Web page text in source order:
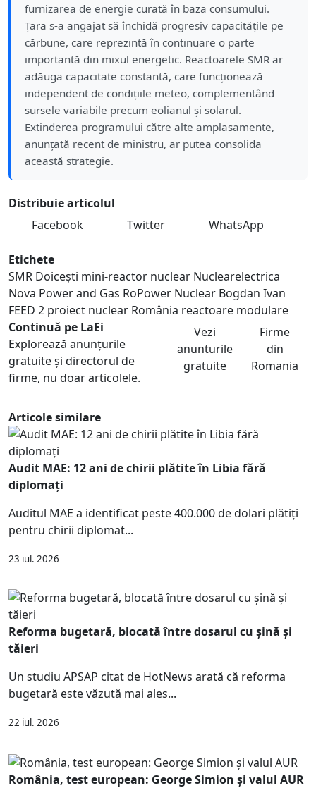
furnizarea de energie curată în baza consumului.
Țara s-a angajat să închidă progresiv capacitățile pe
cărbune, care reprezintă în continuare o parte
importantă din mixul energetic. Reactoarele SMR ar
adăuga capacitate constantă, care funcționează
independent de condițiile meteo, complementând
sursele variabile precum eolianul și solarul.
Extinderea programului către alte amplasamente,
anunțată recent de ministru, ar putea consolida
această strategie.
Distribuie articolul
Facebook
Twitter WhatsApp
Etichete
SMR Doicești mini-reactor nuclear Nuclearelectrica
Nova Power and Gas RoPower Nuclear Bogdan Ivan
FEED 2 proiect nuclear România reactoare modulare
Continuă pe LaEi
Explorează anunțurile
gratuite și directorul de
firme, nu doar articolele.
Vezi
anunturile
gratuite
Firme
din
Romania
Articole similare
Audit MAE: 12 ani de chirii plătite în Libia fără
diplomați
Auditul MAE a identificat peste 400.000 de dolari plătiți
pentru chirii diplomat...
23 iul. 2026
Reforma bugetară, blocată între dosarul cu șină și
tăieri
Un studiu APSAP citat de HotNews arată că reforma
bugetară este văzută mai ales...
22 iul. 2026
România, test european: George Simion și valul AUR